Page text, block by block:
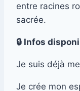
entre racines
sacrée.
🔒 Infos
Je suis déjà
Je crée mon